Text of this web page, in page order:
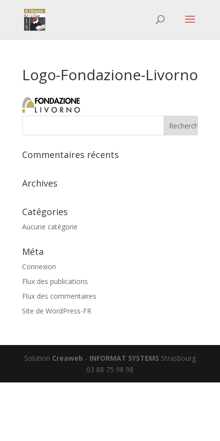
Logo-Fondazione-Livorno
Commentaires récents
Archives
Catégories
Aucune catégorie
Méta
Connexion
Flux des publications
Flux des commentaires
Site de WordPress-FR
Solution Creaweb - INFORMAT SYSTEMS Strasbourg
03 88 75 98 98